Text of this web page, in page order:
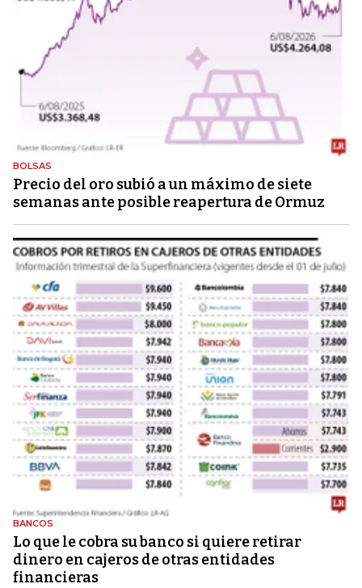
BOLSAS
Precio del oro subió a un máximo de siete
semanas ante posible reapertura de Ormuz
BANCOS
Lo que le cobra su banco si quiere retirar
dinero en cajeros de otras entidades
financieras